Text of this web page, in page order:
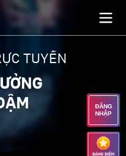
TUYẾN
ĐĂNG
NHẬP